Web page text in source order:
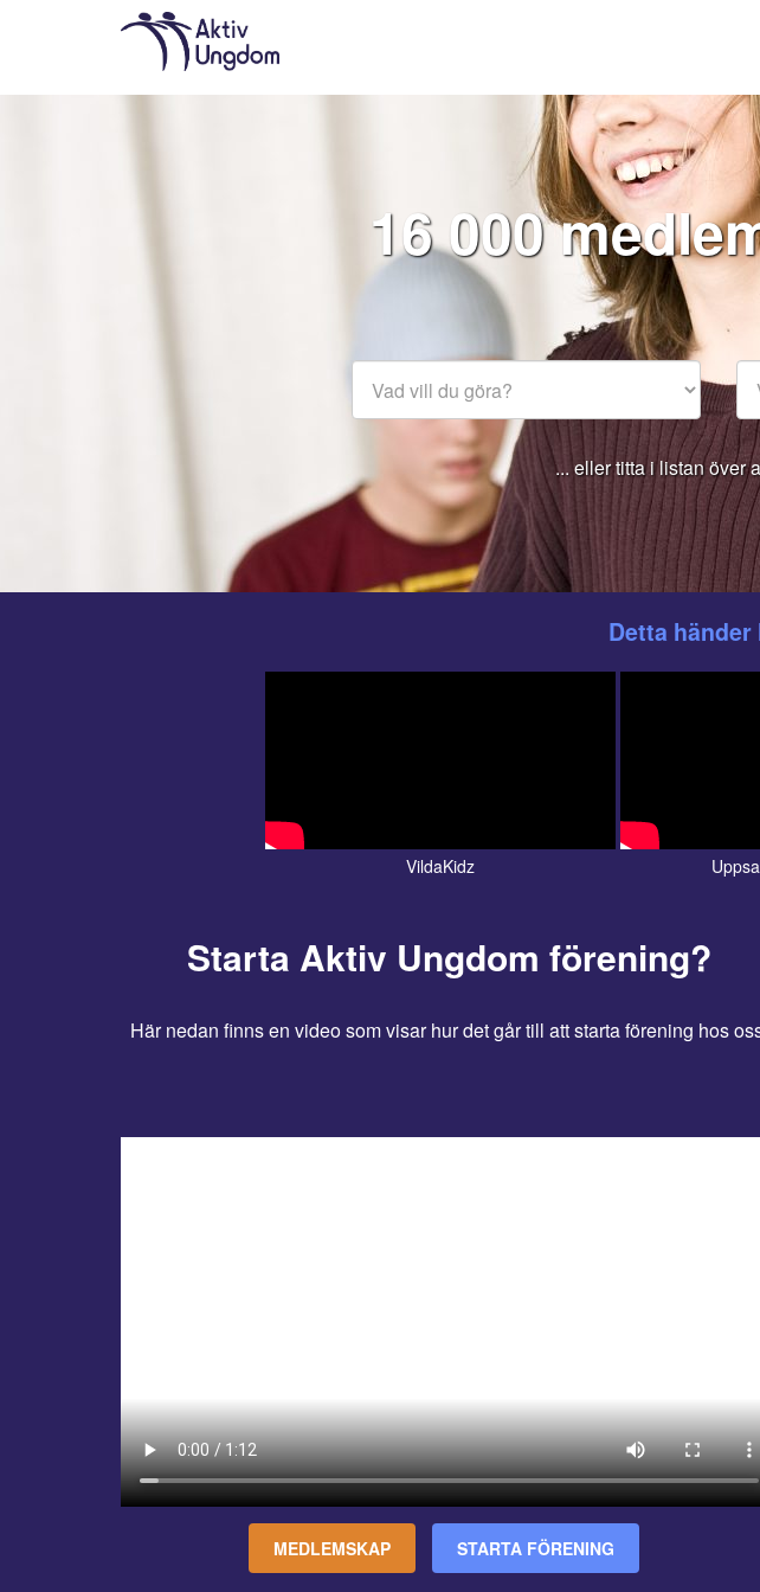
16 000
... eller titta i listan över
Detta
VildaKidz
Starta Aktiv Ungdom förening?
Här nedan finns en video som visar hur det går till att starta förening hos
MEDLEMSKAP STARTA FÖRENING